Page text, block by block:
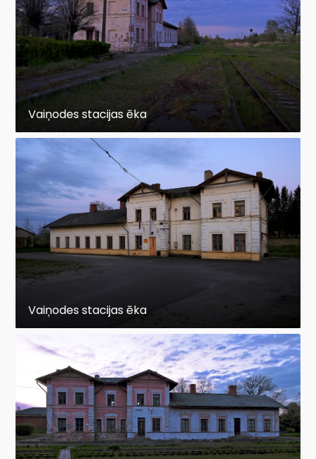
Vaiņodes stacijas ēka
Vaiņodes stacijas ēka